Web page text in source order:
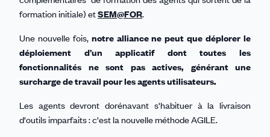
formation initiale) etSEM@FOR.
Une nouvelle fois, notre alliance ne peut que déplorer le
déploiement d’un applicatif dont toutes les
fonctionnalités ne sont pas actives, générant une
surcharge de travail pour les agents utilisateurs.
Les agents devront dorénavant s'habituer à la livraison
d'outils imparfaits : c'est la nouvelle méthode AGILE.